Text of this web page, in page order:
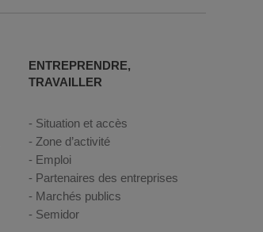
ENTREPRENDRE,
TRAVAILLER
Situation et accès
Zone d’activité
Emploi
Partenaires des entreprises
Marchés publics
Semidor